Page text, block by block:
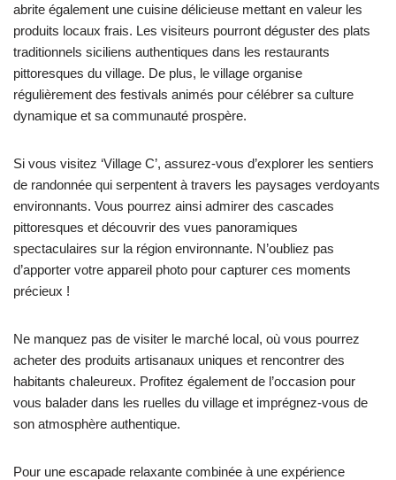
abrite également une cuisine délicieuse mettant en valeur les
produits locaux frais. Les visiteurs pourront déguster des plats
traditionnels siciliens authentiques dans les restaurants
pittoresques du village. De plus, le village organise
régulièrement des festivals animés pour célébrer sa culture
dynamique et sa communauté prospère.
Si vous visitez ‘Village C’, assurez-vous d’explorer les sentiers
de randonnée qui serpentent à travers les paysages verdoyants
environnants. Vous pourrez ainsi admirer des cascades
pittoresques et découvrir des vues panoramiques
spectaculaires sur la région environnante. N’oubliez pas
d’apporter votre appareil photo pour capturer ces moments
précieux !
Ne manquez pas de visiter le marché local, où vous pourrez
acheter des produits artisanaux uniques et rencontrer des
habitants chaleureux. Profitez également de l’occasion pour
vous balader dans les ruelles du village et imprégnez-vous de
son atmosphère authentique.
Pour une escapade relaxante combinée à une expérience